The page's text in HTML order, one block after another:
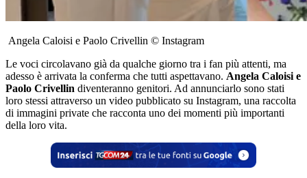
Angela Caloisi e Paolo Crivellin © Instagram
Le voci circolavano già da qualche giorno tra i fan più attenti, ma
adesso è arrivata la conferma che tutti aspettavano. Angela Caloisi e
Paolo Crivellin diventeranno genitori. Ad annunciarlo sono stati
loro stessi attraverso un video pubblicato su Instagram, una raccolta
di immagini private che racconta uno dei momenti più importanti
della loro vita.